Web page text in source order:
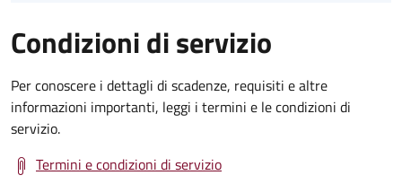
Condizioni di servizio
Per conoscere i dettagli di scadenze, requisiti e altre
informazioni importanti, leggi i termini e le condizioni di
servizio.
Termini e condizioni di servizio